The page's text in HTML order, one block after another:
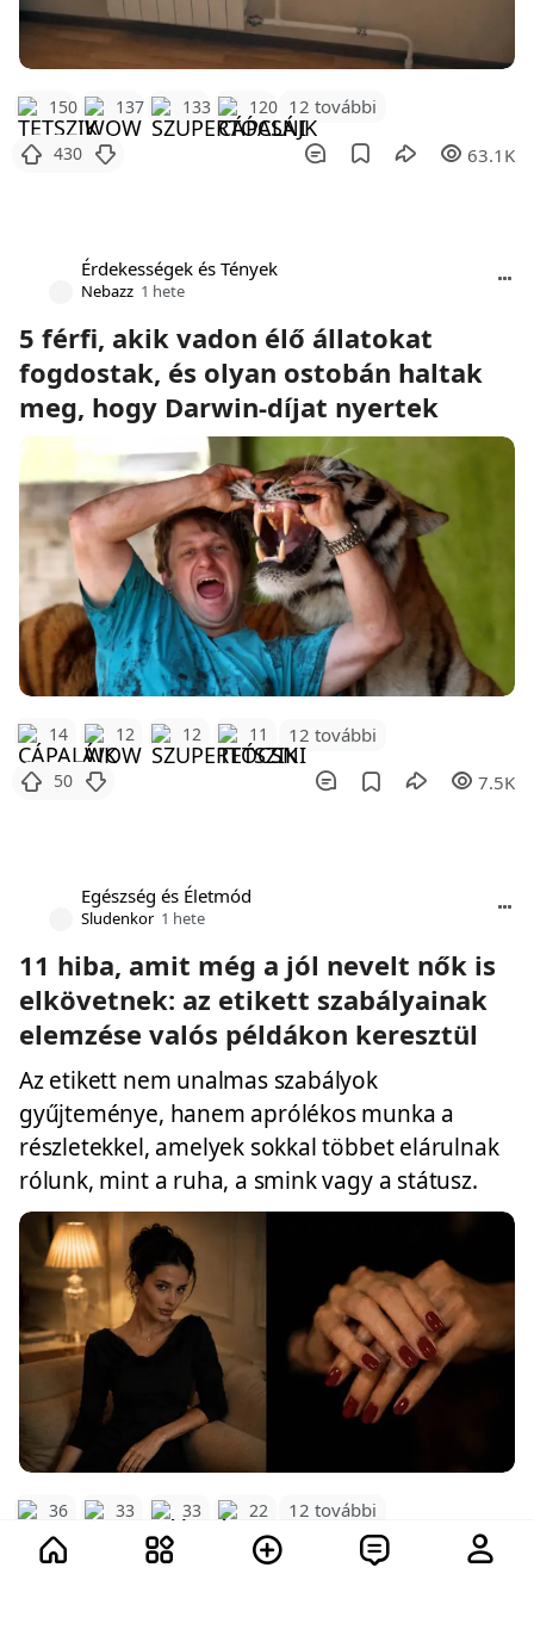
150 137 133 120 12 további
430 63.1K
Érdekességek és Tények
Nebazz 1 hete
5 férfi, akik vadon élő állatokat
fogdostak, és olyan ostobán haltak
meg, hogy Darwin-díjat nyertek
14 12 12 11 12 további
50 7.5K
Egészség és Életmód
Sludenkor 1 hete
11 hiba, amit még a jól nevelt nők is
elkövetnek: az etikett szabályainak
elemzése valós példákon keresztül
Az etikett nem unalmas szabályok
gyűjteménye, hanem aprólékos munka a
részletekkel, amelyek sokkal többet elárulnak
rólunk, mint a ruha, a smink vagy a státusz.
36 33 33 22 12 további
110 16.2K